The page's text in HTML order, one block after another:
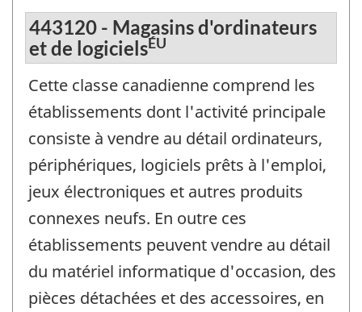
443120 - Magasins d'ordinateurs
et de logicielsÉU
Cette classe canadienne comprend les
établissements dont l'activité principale
consiste à vendre au détail ordinateurs,
périphériques, logiciels prêts à l'emploi,
jeux électroniques et autres produits
connexes neufs. En outre ces
établissements peuvent vendre au détail
du matériel informatique d'occasion, des
pièces détachées et des accessoires, en